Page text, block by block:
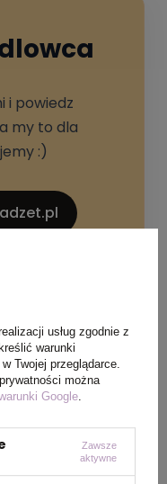
i powiedz
my to dla
:)
usług zgodnie z
warunki
Twojej przeglądarce.
można
Google
Zawsze
aktywne